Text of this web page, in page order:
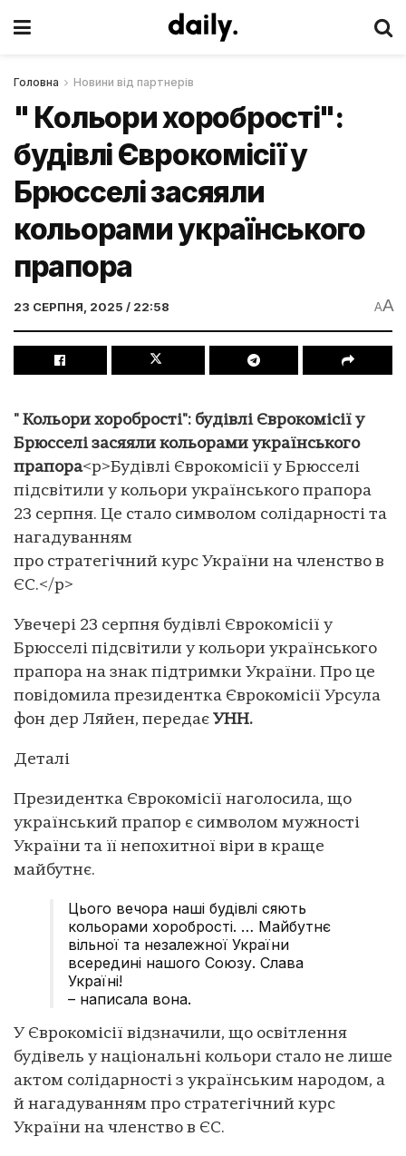
Головна Новини від партнерів
" Кольори хоробрості":
будівлі Єврокомісії у
Брюсселі засяяли
кольорами українського
прапора
23 СЕРПНЯ, 2025 / 22:58 AA
" Кольори хоробрості": будівлі Єврокомісії у
Брюсселі засяяли кольорами українського
прапора<p>Будівлі Єврокомісії у Брюсселі
підсвітили у кольори українського прапора
23 серпня. Це стало символом солідарності та
нагадуванням
про стратегічний курс України на членство в
ЄС.</p>
Увечері 23 серпня будівлі Єврокомісії у
Брюсселі підсвітили у кольори українського
прапора на знак підтримки України. Про це
повідомила президентка Єврокомісії Урсула
фон дер Ляйен, передає УНН.
Деталі
Президентка Єврокомісії наголосила, що
український прапор є символом мужності
України та її непохитної віри в краще
майбутнє.
Цього вечора наші будівлі сяють
кольорами хоробрості. … Майбутнє
вільної та незалежної України
всередині нашого Союзу. Слава
Україні!
– написала вона.
У Єврокомісії відзначили, що освітлення
будівель у національні кольори стало не лише
актом солідарності з українським народом, а
й нагадуванням про стратегічний курс
України на членство в ЄС.